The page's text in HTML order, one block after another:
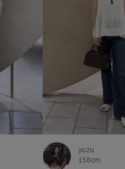
yuzu
158cm